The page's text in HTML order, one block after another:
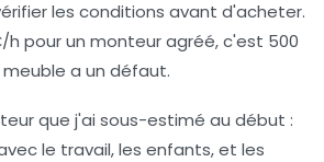
les conditions avant d'acheter.
h pour un monteur agréé, c'est 500
a un défaut.
que j'ai sous-estimé au début :
le travail, les enfants, et les